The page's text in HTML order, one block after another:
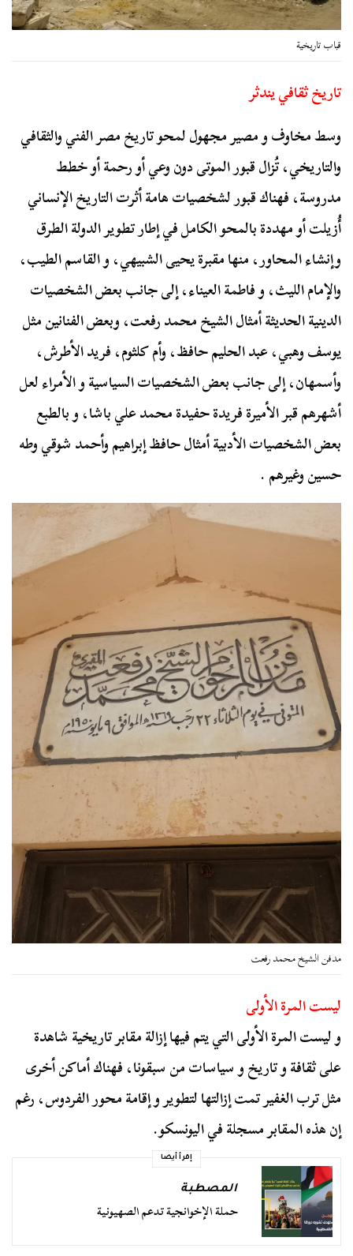
قباب تاريخية
تاريخ ثقافي يندثر
وسط مخاوف و مصير مجهول لمحو تاريخ مصر الفني والثقافي
والتاريخي، تُزال قبور الموتى دون وعي أو رحمة أو خطط
مدروسة، فهناك قبور لشخصيات هامة أثرت التاريخ الإنساني
أُزيلت أو مهددة بالمحو الكامل في إطار تطوير الدولة الطرق
وإنشاء المحاور، منها مقبرة يحيى الشبيهي، و القاسم الطيب،
والإمام الليث، و فاطمة العيناء، إلى جانب بعض الشخصيات
الدينية الحديثة أمثال الشيخ محمد رفعت، وبعض الفنانين مثل
يوسف وهبي، عبد الحليم حافظ، وأم كلثوم، فريد الأطرش،
وأسمهان، إلى جانب بعض الشخصيات السياسية و الأمراء لعل
أشهرهم قبر الأميرة فريدة حفيدة محمد علي باشا، و بالطبع
بعض الشخصيات الأدبية أمثال حافظ إبراهيم وأحمد شوقي وطه
حسين وغيرهم .
مدفن الشيخ محمد رفعت
ليست المرة الأولى
و ليست المرة الأولى التي يتم فيها إزالة مقابر تاريخية شاهدة
على ثقافة و تاريخ و سياسات من سبقونا، فهناك أماكن أخرى
مثل ترب الغفير تمت إزالتها لتطوير و إقامة محور الفردوس، رغم
إن هذه المقابر مسجلة في اليونسكو.
إقرأ أيضا
المصطبة
حملة الإخوانجية تدعم الصهيونية